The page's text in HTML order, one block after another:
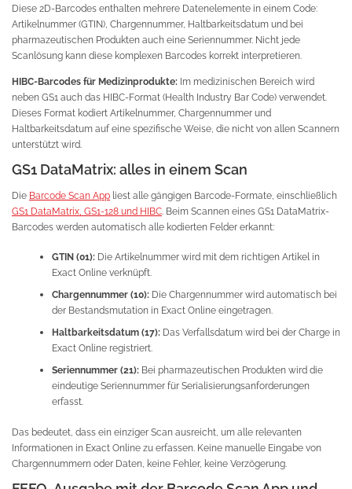
Diese 2D-Barcodes enthalten mehrere Datenelemente in einem Code:
Artikelnummer (GTIN), Chargennummer, Haltbarkeitsdatum und bei
pharmazeutischen Produkten auch eine Seriennummer. Nicht jede
Scanlösung kann diese komplexen Barcodes korrekt interpretieren.
HIBC-Barcodes für Medizinprodukte: Im medizinischen Bereich wird
neben GS1 auch das HIBC-Format (Health Industry Bar Code) verwendet.
Dieses Format kodiert Artikelnummer, Chargennummer und
Haltbarkeitsdatum auf eine spezifische Weise, die nicht von allen Scannern
unterstützt wird.
GS1 DataMatrix: alles in einem Scan
Die Barcode Scan App liest alle gängigen Barcode-Formate, einschließlich
GS1 DataMatrix, GS1-128 und HIBC . Beim Scannen eines GS1 DataMatrix-
Barcodes werden automatisch alle kodierten Felder erkannt:
GTIN (01):Die Artikelnummer wird mit dem richtigen Artikel in
Exact Online verknüpft.
Chargennummer (10):Die Chargennummer wird automatisch bei
der Bestandsmutation in Exact Online eingetragen.
Haltbarkeitsdatum (17):Das Verfallsdatum wird bei der Charge in
Exact Online registriert.
Seriennummer (21):Bei pharmazeutischen Produkten wird die
eindeutige Seriennummer für Serialisierungsanforderungen
erfasst.
Das bedeutet, dass ein einziger Scan ausreicht, um alle relevanten
Informationen in Exact Online zu erfassen. Keine manuelle Eingabe von
Chargennummern oder Daten, keine Fehler, keine Verzögerung.